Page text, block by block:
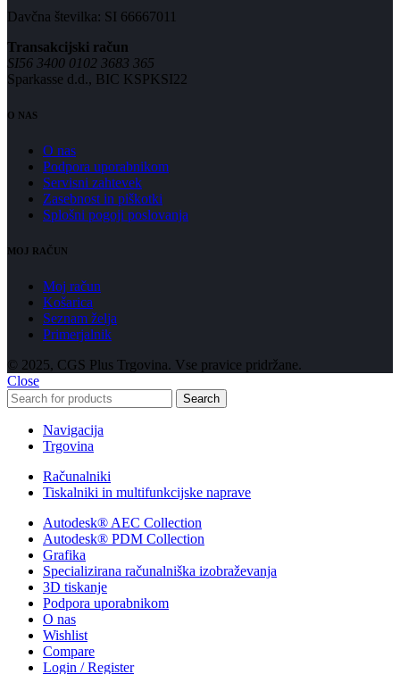
Davčna številka: SI 66667011
Transakcijski račun
SI56 3400 0102 3683 365
Sparkasse d.d., BIC KSPKSI22
O NAS
O nas
Podpora uporabnikom
Servisni zahtevek
Zasebnost in piškotki
Splošni pogoji poslovanja
MOJ RAČUN
Moj račun
Košarica
Seznam želja
Primerjalnik
© 2025, CGS Plus Trgovina. Vse pravice pridržane.
Close
Search
Navigacija
Trgovina
Računalniki
Tiskalniki in multifunkcijske naprave
Autodesk® AEC Collection
Autodesk® PDM Collection
Grafika
Specializirana računalniška izobraževanja
3D tiskanje
Podpora uporabnikom
O nas
Wishlist
Compare
Login / Register